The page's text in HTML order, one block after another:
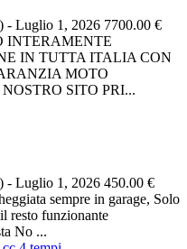
- Luglio 1, 2026 7700.00 €
INTERAMENTE
IN TUTTA ITALIA CON
MOTO
SITO PRI...
- Luglio 1, 2026 450.00 €
sempre in garage, Solo
resto funzionante
No ...